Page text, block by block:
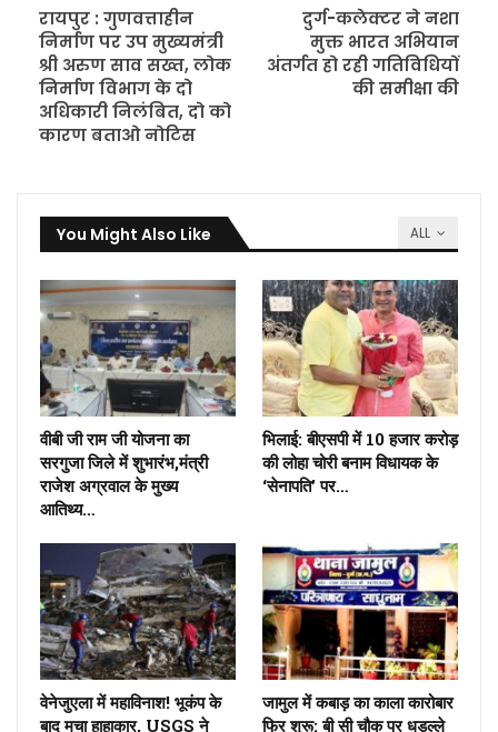
रायपुर : गुणवत्ताहीन
निर्माण पर उप मुख्यमंत्री
श्री अरुण साव सख्त, लोक
निर्माण विभाग के दो
अधिकारी निलंबित, दो को
कारण बताओ नोटिस
दुर्ग-कलेक्टर ने नशा
मुक्त भारत अभियान
अंतर्गत हो रही गतिविधियों
की समीक्षा की
ALL
You Might Also Like
वीबी जी राम जी योजना का
सरगुजा जिले में शुभारंभ,मंत्री
राजेश अग्रवाल के मुख्य
आतिथ्य…
भिलाई: बीएसपी में 10 हजार करोड़
की लोहा चोरी बनाम विधायक के
‘सेनापति’ पर…
वेनेजुएला में महाविनाश! भूकंप के
बाद मचा हाहाकार, USGS ने
जामुल में कबाड़ का काला कारोबार
फिर शुरू: बी सी चौक पर धड़ल्ले